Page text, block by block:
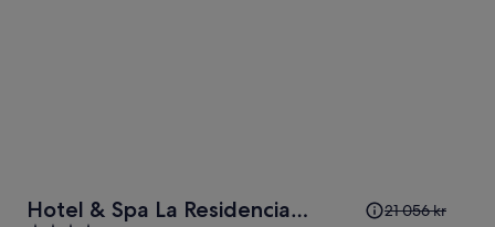
Hotel & Spa La Residencia
Priset21 056 kr